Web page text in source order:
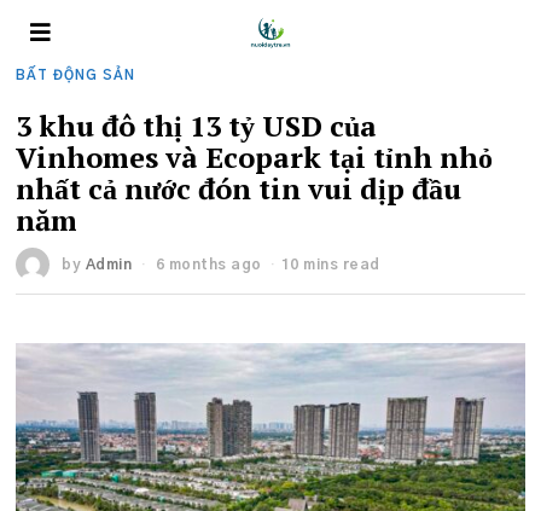
BẤT ĐỘNG SẢN
3 khu đô thị 13 tỷ USD của
Vinhomes và Ecopark tại tỉnh nhỏ
nhất cả nước đón tin vui dịp đầu
năm
by Admin 6 months ago 10 mins read